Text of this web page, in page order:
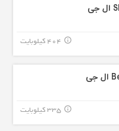
404 کیلوبایت info_outline
335 کیلوبایت info_outline